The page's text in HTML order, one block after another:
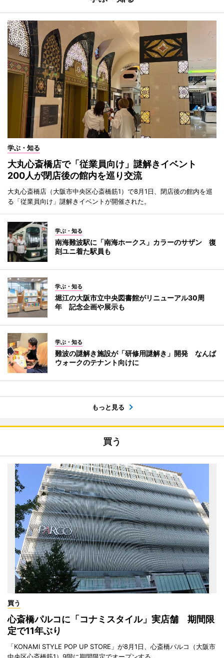
学ぶ・知る
大丸心斎橋店で「従業員向け」謎解きイベント
200人が閉店後の館内を巡り交流
大丸心斎橋店（大阪市中央区心斎橋筋1）で8月1日、閉店後の館内を巡
る「従業員向け」謎解きイベントが開催された。
学ぶ・知る
南海難波駅に「南海ホークス」カラーのサザン 復
刻ユニ着た駅員も
学ぶ・知る
堀江の大阪市立中央図書館がリニューアル30周
年 記念企画や展示も
学ぶ・知る
難波の謎解き施設が「研修用謎解き」開発 なんば
ウォークのテナント向けに
もっと見る
買う
買う
心斎橋パルコに「コナミスタイル」実店舗 期間限
定で11年ぶり
「KONAMI STYLE POP UP STORE」が8月1日、心斎橋パルコ（大阪市